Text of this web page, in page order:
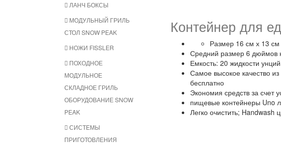
ЛАНЧ БОКСЫ
МОДУЛЬНЫЙ ГРИЛЬ
СТОЛ SNOW PEAK
НОЖИ FISSLER
ПОХОДНОЕ
МОДУЛЬНОЕ
СКЛАДНОЕ ГРИЛЬ
ОБОРУДОВАНИЕ SNOW
PEAK
СИСТЕМЫ
ПРИГОТОВЛЕНИЯ
Контейнер для
Размер 16 см х 13
Средний размер 6 дюймов
Емкость: 20 жидкости
Самое высокое качество
бесплатно
Экономия средств за счет
пищевые контейнеры Uno
Легко очистить;